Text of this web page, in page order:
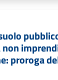
proroga